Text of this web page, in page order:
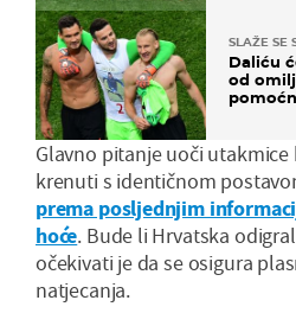
SLAŽE SE
Daliću
od
Glavno pitanje uoči utakmice
krenuti s identičnom
prema posljednjim
hoće. Bude li Hrvatska
očekivati je da se osigura
natjecanja.